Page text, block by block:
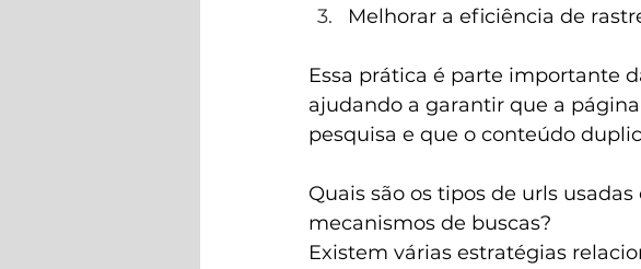
Melhorar a eficiência de
Essa prática é parte importante
ajudando a garantir que a
pesquisa e que o conteúdo
Quais são os tipos de urls
mecanismos de buscas?
Existem várias estratégias